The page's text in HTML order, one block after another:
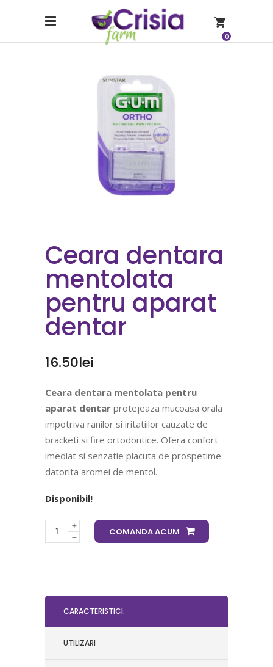
0
Ceara dentara
mentolata
pentru aparat
dentar
16.50lei
Ceara dentara mentolata pentru
aparat dentar protejeaza mucoasa orala
impotriva ranilor si iritatiilor cauzate de
bracketi si fire ortodontice. Ofera confort
imediat si senzatie placuta de prospetime
datorita aromei de mentol.
Disponibil!
COMANDA ACUM
CARACTERISTICI:
UTILIZARI